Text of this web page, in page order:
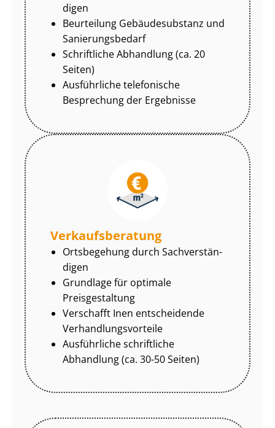
di­gen
Beurteilung Gebäudesubstanz und
Sa­nie­rungs­be­darf
Schriftliche Abhandlung (ca. 20
Seiten)
Ausführliche telefonische
Besprechung der Ergebnisse
Ver­kaufs­be­ra­tung
Ortsbegehung durch Sach­ver­stän­
di­gen
Grundlage für optimale
Preisgestaltung
Verschafft Inen entscheidende
Ver­hand­lungs­vor­tei­le
Ausführliche schriftliche
Abhandlung (ca. 30-50 Seiten)